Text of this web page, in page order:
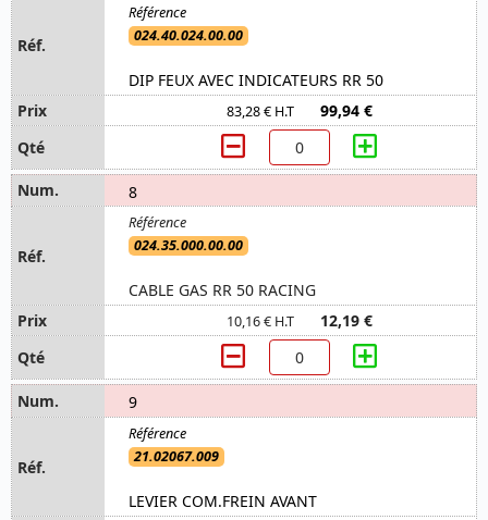
024.40.024.00.00
DIP FEUX AVEC INDICATEURS RR 50
83,28 € H.T 99,94 €
8
024.35.000.00.00
CABLE GAS RR 50 RACING
10,16 € H.T 12,19 €
9
21.02067.009
LEVIER COM.FREIN AVANT